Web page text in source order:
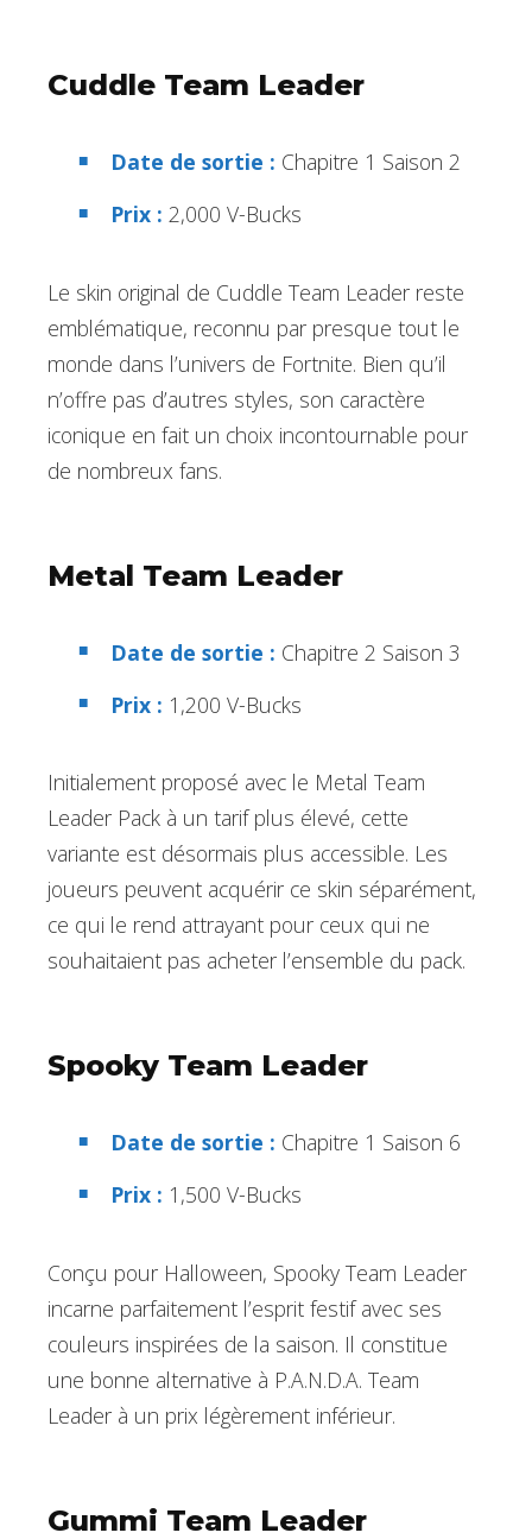
Cuddle Team Leader
Date de sortie : Chapitre 1 Saison 2
Prix : 2,000 V-Bucks
Le skin original de Cuddle Team Leader reste
emblématique, reconnu par presque tout le
monde dans l’univers de Fortnite. Bien qu’il
n’offre pas d’autres styles, son caractère
iconique en fait un choix incontournable pour
de nombreux fans.
Metal Team Leader
Date de sortie : Chapitre 2 Saison 3
Prix : 1,200 V-Bucks
Initialement proposé avec le Metal Team
Leader Pack à un tarif plus élevé, cette
variante est désormais plus accessible. Les
joueurs peuvent acquérir ce skin séparément,
ce qui le rend attrayant pour ceux qui ne
souhaitaient pas acheter l’ensemble du pack.
Spooky Team Leader
Date de sortie : Chapitre 1 Saison 6
Prix : 1,500 V-Bucks
Conçu pour Halloween, Spooky Team Leader
incarne parfaitement l’esprit festif avec ses
couleurs inspirées de la saison. Il constitue
une bonne alternative à P.A.N.D.A. Team
Leader à un prix légèrement inférieur.
Gummi Team Leader